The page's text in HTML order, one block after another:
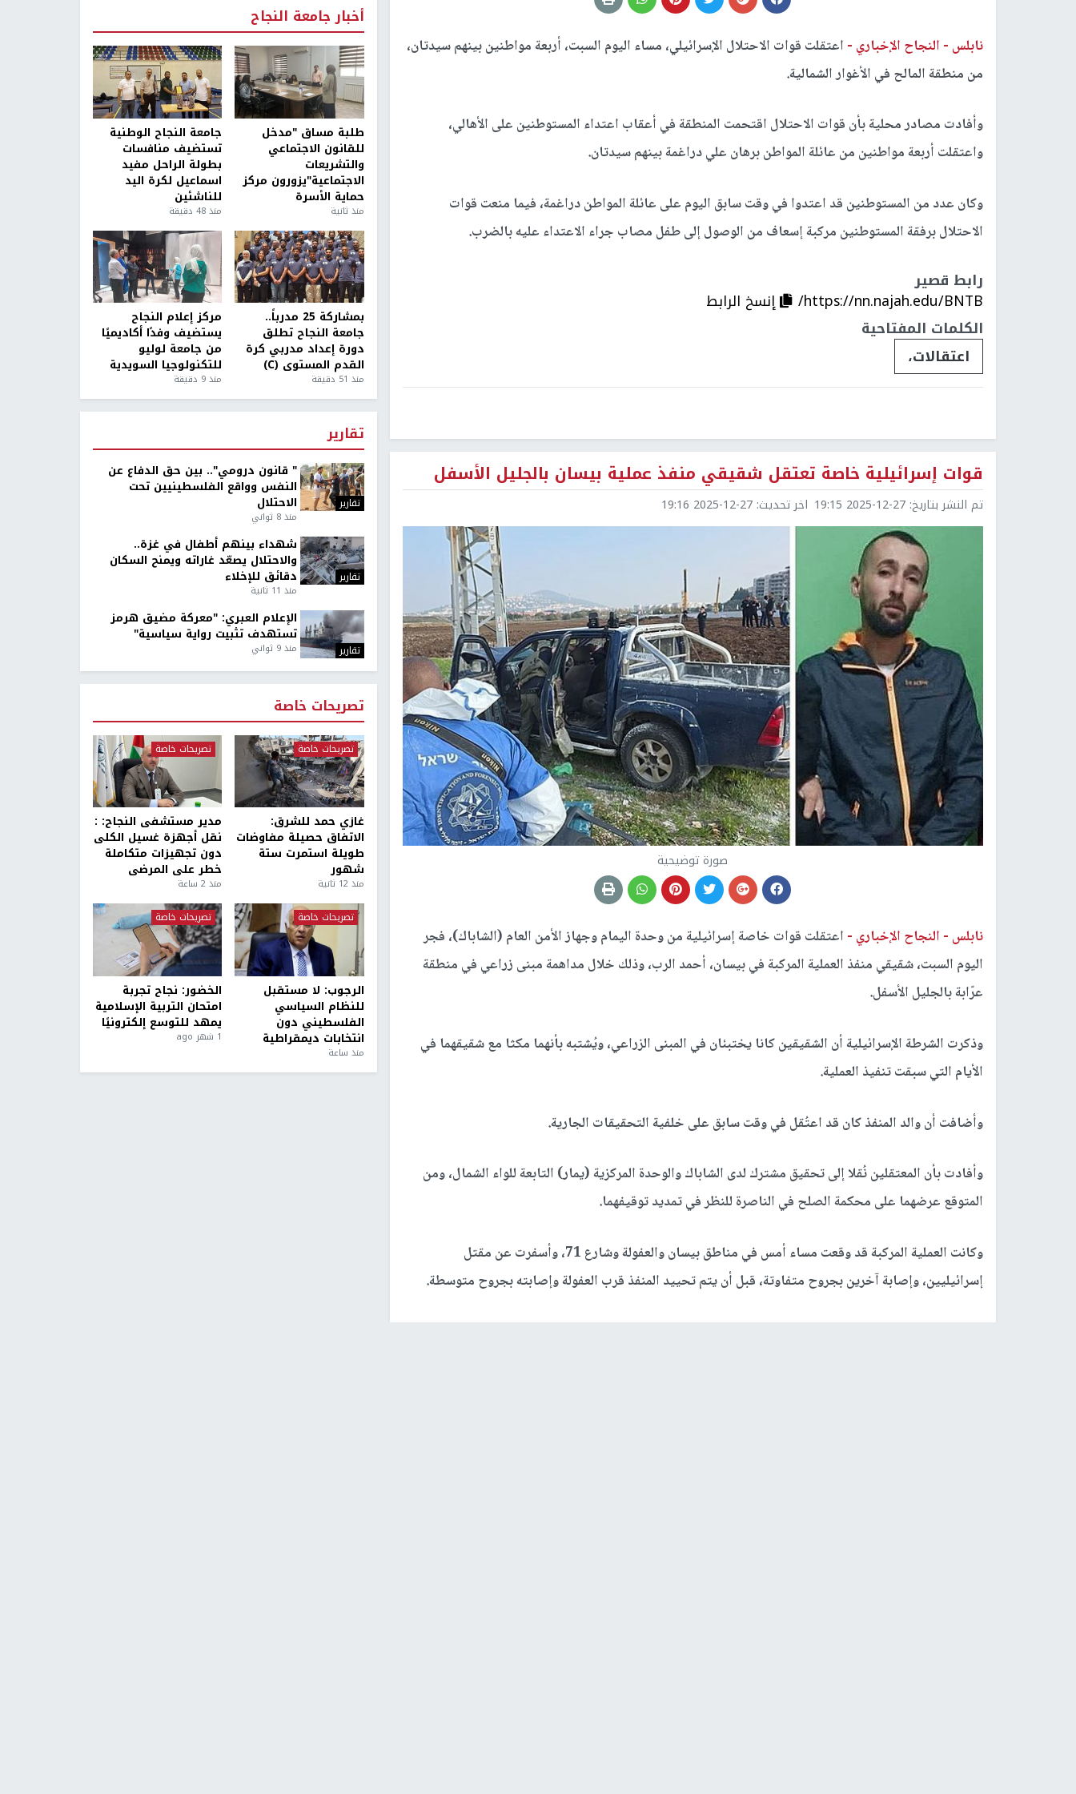
نابلس - النجاح الإخباري - اعتقلت قوات الاحتلال الإسرائيلي، مساء اليوم السبت، أربعة مواطنين بينهم سيدتان،
من منطقة المالح في الأغوار الشمالية.
وأفادت مصادر محلية بأن قوات الاحتلال اقتحمت المنطقة في أعقاب اعتداء المستوطنين على الأهالي،
واعتقلت أربعة مواطنين من عائلة المواطن برهان علي دراغمة بينهم سيدتان.
وكان عدد من المستوطنين قد اعتدوا في وقت سابق اليوم على عائلة المواطن دراغمة، فيما منعت قوات
الاحتلال برفقة المستوطنين مركبة إسعاف من الوصول إلى طفل مصاب جراء الاعتداء عليه بالضرب.
رابط قصير
https://nn.najah.edu/BNTB/
إنسخ الرابط
الكلمات المفتاحية
اعتقالات،
قوات إسرائيلية خاصة تعتقل شقيقي منفذ عملية بيسان بالجليل الأسفل
تم النشر بتاريخ: 2025-12-27 19:15 اخر تحديث: 2025-12-27 19:16
صورة توضيحية
نابلس - النجاح الإخباري - اعتقلت قوات خاصة إسرائيلية من وحدة اليمام وجهاز الأمن العام (الشاباك)، فجر
اليوم السبت، شقيقي منفذ العملية المركبة في بيسان، أحمد الرب، وذلك خلال مداهمة مبنى زراعي في منطقة
عرّابة بالجليل الأسفل.
وذكرت الشرطة الإسرائيلية أن الشقيقين كانا يختبئان في المبنى الزراعي، ويُشتبه بأنهما مكثا مع شقيقهما في
الأيام التي سبقت تنفيذ العملية.
وأضافت أن والد المنفذ كان قد اعتُقل في وقت سابق على خلفية التحقيقات الجارية.
وأفادت بأن المعتقلين نُقلا إلى تحقيق مشترك لدى الشاباك والوحدة المركزية (يمار) التابعة للواء الشمال، ومن
المتوقع عرضهما على محكمة الصلح في الناصرة للنظر في تمديد توقيفهما.
وكانت العملية المركبة قد وقعت مساء أمس في مناطق بيسان والعفولة وشارع 71، وأسفرت عن مقتل
إسرائيليين، وإصابة آخرين بجروح متفاوتة، قبل أن يتم تحييد المنفذ قرب العفولة وإصابته بجروح متوسطة.
أخبار جامعة النجاح
طلبة مساق "مدخل
للقانون الاجتماعي
والتشريعات
الاجتماعية"يزورون مركز
حماية الأسرة
منذ ثانية
جامعة النجاح الوطنية
تستضيف منافسات
بطولة الراحل مفيد
اسماعيل لكرة اليد
للناشئين
منذ 48 دقيقة
بمشاركة 25 مدرباً..
جامعة النجاح تطلق
دورة إعداد مدربي كرة
القدم المستوى (C)
منذ 51 دقيقة
مركز إعلام النجاح
يستضيف وفدًا أكاديميًا
من جامعة لوليو
للتكنولوجيا السويدية
منذ 9 دقيقة
تقارير
تقارير
" قانون درومي".. بين حق الدفاع عن
النفس وواقع الفلسطينيين تحت
الاحتلال
منذ 8 ثواني
تقارير
شهداء بينهم أطفال في غزة..
والاحتلال يصعّد غاراته ويمنح السكان
دقائق للإخلاء
منذ 11 ثانية
تقارير
الإعلام العبري: "معركة مضيق هرمز
تستهدف تثبيت رواية سياسية"
منذ 9 ثواني
تصريحات خاصة
تصريحات خاصة
غازي حمد للشرق:
الاتفاق حصيلة مفاوضات
طويلة استمرت ستة
شهور
منذ 12 ثانية
تصريحات خاصة
مدير مستشفى النجاح: :
نقل أجهزة غسيل الكلى
دون تجهيزات متكاملة
خطر على المرضى
منذ 2 ساعة
تصريحات خاصة
الرجوب: لا مستقبل
للنظام السياسي
الفلسطيني دون
انتخابات ديمقراطية
منذ ساعة
تصريحات خاصة
الخضور: نجاح تجربة
امتحان التربية الإسلامية
يمهد للتوسع إلكترونيًا
1 شهر ago